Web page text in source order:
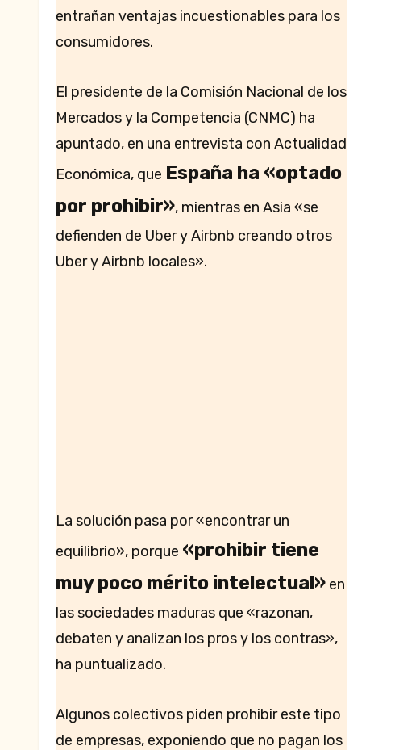
entrañan ventajas incuestionables para los
consumidores.
El presidente de la Comisión Nacional de los
Mercados y la Competencia (CNMC) ha
apuntado, en una entrevista con Actualidad
Económica, que España ha «optado
por prohibir», mientras en Asia «se
defienden de Uber y Airbnb creando otros
Uber y Airbnb locales».
La solución pasa por «encontrar un
equilibrio», porque «prohibir tiene
muy poco mérito intelectual» en
las sociedades maduras que «razonan,
debaten y analizan los pros y los contras»,
ha puntualizado.
Algunos colectivos piden prohibir este tipo
de empresas, exponiendo que no pagan los